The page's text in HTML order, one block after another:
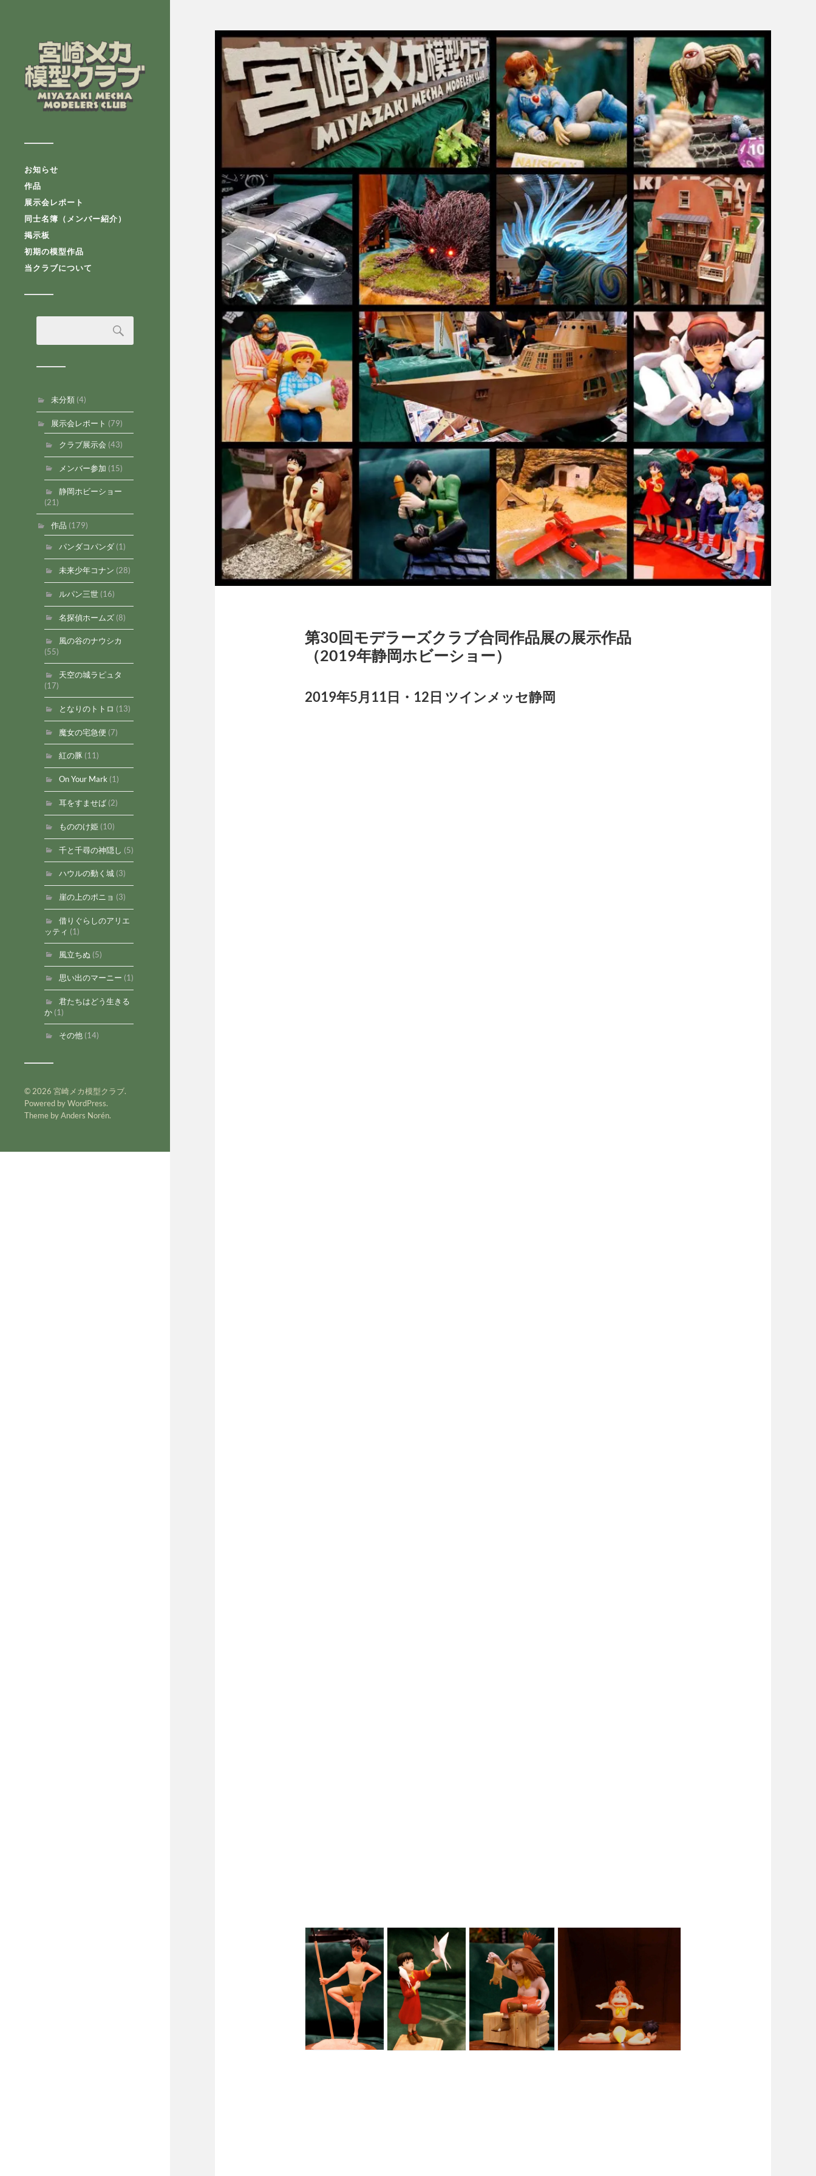
お知らせ
作品
展示会レポート
同士名簿（メンバー紹介）
掲示板
初期の模型作品
当クラブについて
未分類 (4)
展示会レポート (79)
クラブ展示会 (43)
メンバー参加 (15)
静岡ホビーショー
(21)
作品 (179)
パンダコパンダ(1)
未来少年コナン (28)
ルパン三世(16)
名探偵ホームズ(8)
風の谷のナウシカ
(55)
天空の城ラピュタ
(17)
となりのトトロ (13)
魔女の宅急便 (7)
紅の豚(11)
On Your Mark(1)
耳をすませば(2)
もののけ姫 (10)
千と千尋の神隠し (5)
ハウルの動く城(3)
崖の上のポニョ (3)
借りぐらしのアリエ
ッティ (1)
風立ちぬ (5)
思い出のマーニー (1)
君たちはどう生きる
か(1)
その他(14)
© 2026 宮崎メカ模型クラブ.
Powered byWordPress.
Theme byAnders Norén.
第30回モデラーズクラブ合同作品展の展示作品
（2019年静岡ホビーショー）
2019年5月11日・12日 ツインメッセ静岡